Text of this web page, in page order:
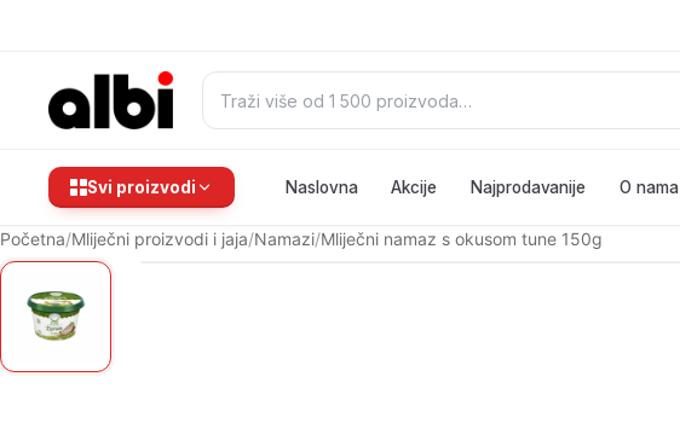
Pretraži:
Svi proizvodi Naslovna Akcije Najprodavanije O nama
Početna/Mliječni proizvodi i jaja/Namazi/Mliječni namaz s okusom tune 150g